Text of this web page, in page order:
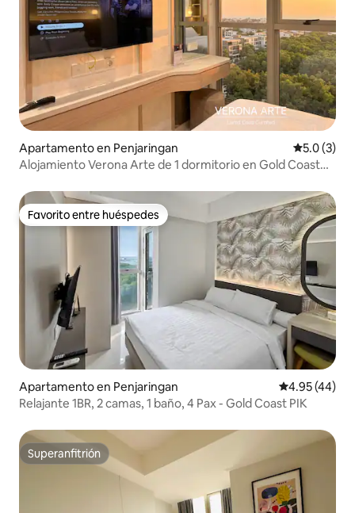
Apartamento en Penjaringan
5.0 (3)
Alojamiento Verona Arte de 1 dormitorio en Gold Coast
Favorito entre huéspedes
Favorito entre huéspedes
Apartamento en Penjaringan Calificación
4.95 (44)
Relajante 1BR, 2 camas, 1 baño, 4 Pax - Gold Coast PIK
Superanfitrión
Superanfitrión